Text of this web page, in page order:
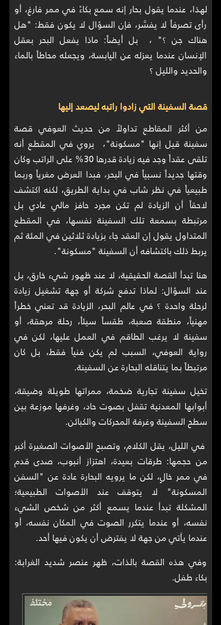
لهذا، عندما يقول بحار إنه سمع بكاءً في ممر فارغ، أو
رأى تصرفاً لا يفسَّر، فإن السؤال لا يكون فقط: "هل
هناك جن ؟" ، بل أيضاً: ماذا يفعل البحر بعقل
الإنسان عندما يعزله عن اليابسة، ويجعله محاطاً بالماء
والحديد والليل ؟
قصة السفينة التي زادوا راتبه ليصعد إليها
من أكثر المقاطع تداولاً من حديث العوفي قصة
سفينة قيل إنها "مسكونة"، يروي في المقطع أنه
تلقى عقداً وجد فيه زيادة قدرها 30% على الراتب وكان
وقتها جديداً نسبياً في البحر، فبدا العرض مغرياً وربما
طبيعياً في نظر شاب في بداية الطريق، لكنه اكتشف
لاحقاً أن الزيادة لم تكن مجرد حافز مالي عادي بل
مرتبطة بسمعة تلك السفينة نفسها، في المقطع
المتداول يقول إن العقد جاء بزيادة ثلاثين في المئة ثم
يربط ذلك باكتشافه أن السفينة "مسكونة".
هنا تبدأ القصة الحقيقية، لا عند ظهور شيء خارق، بل
عند السؤال: لماذا تدفع شركة أو جهة تشغيل زيادة
لرحلة واحدة ؟ في عالم البحر، الزيادة قد تعني خطراً
مهنياً، منطقة صعبة، طقساً سيئاً، رحلة مرهقة، أو
سفينة لا يرغب الطاقم في العمل عليها، لكن في
رواية العوفي، السبب لم يكن فنياً فقط، بل كان
مرتبطاً بما يتناقله البحارة عن السفينة.
تخيل سفينة تجارية ضخمة، ممراتها طويلة وضيقة،
أبوابها المعدنية تقفل بصوت حاد، وغرفها موزعة بين
سطح السفينة وغرفة المحركات والكبائن.
في الليل، يقل الكلام، وتصبح الأصوات الصغيرة أكبر
من حجمها: طرقات بعيدة، اهتزاز أنبوب، صدى قدم
في ممر خالٍ، لكن ما يرويه البحارة عادة عن "السفن
المسكونة" لا يتوقف عند الأصوات الطبيعية؛
المشكلة تبدأ عندما يسمع أكثر من شخص الشيء
نفسه، أو عندما يتكرر الصوت في المكان نفسه، أو
عندما يأتي من جهة لا يفترض أن يكون فيها أحد.
وفي هذه القصة بالذات، ظهر عنصر شديد الغرابة:
بكاء طفل.